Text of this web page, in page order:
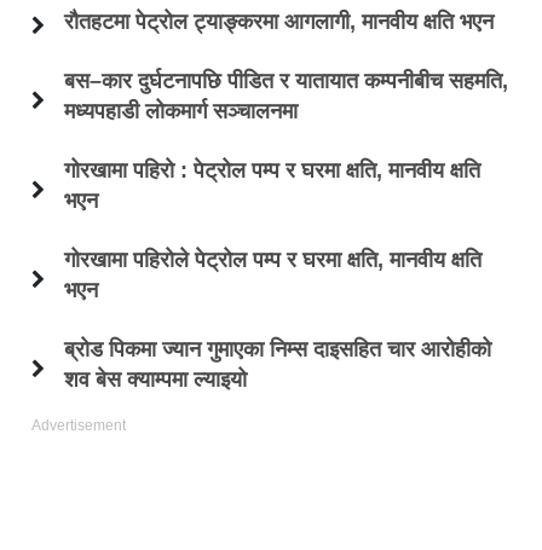
रौतहटमा पेट्रोल ट्याङ्करमा आगलागी, मानवीय क्षति भएन
बस–कार दुर्घटनापछि पीडित र यातायात कम्पनीबीच सहमति,
मध्यपहाडी लोकमार्ग सञ्चालनमा
गोरखामा पहिरो : पेट्रोल पम्प र घरमा क्षति, मानवीय क्षति
भएन
गोरखामा पहिरोले पेट्रोल पम्प र घरमा क्षति, मानवीय क्षति
भएन
ब्रोड पिकमा ज्यान गुमाएका निम्स दाइसहित चार आरोहीको
शव बेस क्याम्पमा ल्याइयो